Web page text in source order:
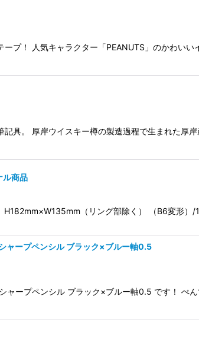
絞り込む
プ！ 人気キャラクター「PEANUTS」のかわい
具。 厚岸ウイスキー樽の製造過程で生まれた厚
ル商品
（リング部除く） （B6変形）
ャープペンシル ブラック×ブルー軸0.5
ャープペンシル ブラック×ブルー軸0.5 です！ ぺ